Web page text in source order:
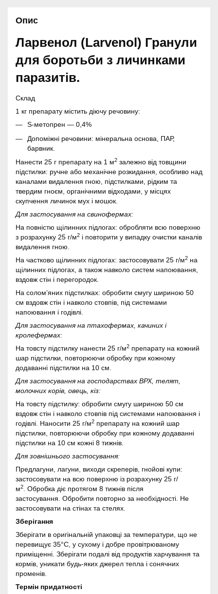
Опис
Ларвенол (Larvenol) Гранули
для боротьби з личинками
паразитів.
Склад
1 кг препарату містить діючу речовину:
S-метопрен — 0,4%
Допоміжні речовини: мінеральна основа, ПАР,
барвник.
Нанести 25 г препарату на 1 м2 залежно від товщини
підстилки: ручне або механічне розкидання, особливо над
каналами видалення гною, підстилками, рідким та
твердим гноєм, органічними відходами, у місцях
скупчення личинок мух і мошок.
Для застосування на свинофермах:
На повністю щілинних підлогах: обробляти всю поверхню
з розрахунку 25 г/м2 і повторити у випадку очистки каналів
видалення гною.
На частково щілинних підлогах: застосовувати 25 г/м2 на
щілинних підлогах, а також навколо систем напоювання,
вздовж стін і перегородок.
На солом’яних підстилках: обробити смугу шириною 50
см вздовж стін і навколо стовпів, під системами
напоювання і годівлі.
Для застосування на птахофермах, качиних і
кролефермах:
На товсту підстилку нанести 25 г/м2 препарату на кожний
шар підстилки, повторюючи обробку при кожному
додаванні підстилки на 10 см.
Для застосування на господарствах ВРХ, телят,
молочних корів, овець, кіз:
На товсту підстилку: обробити смугу шириною 50 см
вздовж стін і навколо стовпів під системами напоювання і
годівлі. Наносити 25 г/м2 препарату на кожний шар
підстилки, повторюючи обробку при кожному додаванні
підстилки на 10 см кожні 8 тижнів.
Для зовнішнього застосування:
Предлагуни, лагуни, виходи скреперів, гнойові купи:
застосовувати на всю поверхню із розрахунку 25 г/
м2
. Обробка діє протягом 8 тижнів після
застосування. Обробити повторно за необхідності. Не
застосовувати на стінах та стелях.
Зберігання
Зберігати в оригінальній упаковці за температури, що не
перевищує 35°C, у сухому і добре провітрюваному
приміщенні. Зберігати подалі від продуктів харчування та
кормів, уникати будь-яких джерел тепла і сонячних
променів.
Термін придатності